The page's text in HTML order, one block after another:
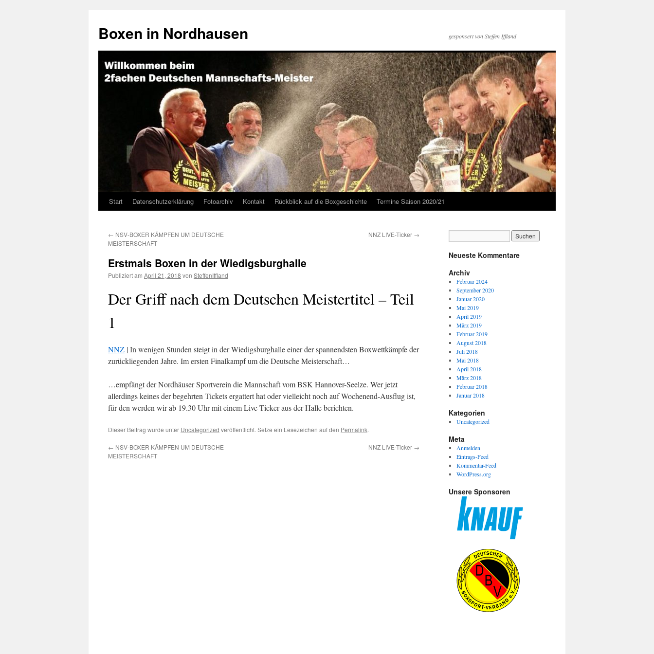
Boxen in Nordhausen gesponsert von Steffen Iffland
Zum
springen
Start Datenschutzerklärung Fotoarchiv Kontakt Rückblick auf die Boxgeschichte Termine Saison 2020/21
← NSV-BOXER KÄMPFEN UM DEUTSCHE
MEISTERSCHAFT
NNZ LIVE-Ticker →
Erstmals Boxen in der Wiedigsburghalle
Publiziert am April 21, 2018 von SteffenIffland
Der Griff nach dem Deutschen Meistertitel – Teil
1
NNZ | In wenigen Stunden steigt in der Wiedigsburghalle einer der spannendsten Boxwettkämpfe der
zurückliegenden Jahre. Im ersten Finalkampf um die Deutsche Meisterschaft…
…empfängt der Nordhäuser Sportverein die Mannschaft vom BSK Hannover-Seelze. Wer jetzt
allerdings keines der begehrten Tickets ergattert hat oder vielleicht noch auf Wochenend-Ausflug ist,
für den werden wir ab 19.30 Uhr mit einem Live-Ticker aus der Halle berichten.
Dieser Beitrag wurde unter Uncategorized veröffentlicht. Setze ein Lesezeichen auf den Permalink.
← NSV-BOXER KÄMPFEN UM DEUTSCHE
MEISTERSCHAFT
NNZ LIVE-Ticker →
Neueste Kommentare
Archiv
Februar 2024
September 2020
Januar 2020
Mai 2019
April 2019
März 2019
Februar 2019
August 2018
Juli 2018
Mai 2018
April 2018
März 2018
Februar 2018
Januar 2018
Kategorien
Uncategorized
Meta
Anmelden
Eintrags-Feed
Kommentar-Feed
WordPress.org
Unsere Sponsoren